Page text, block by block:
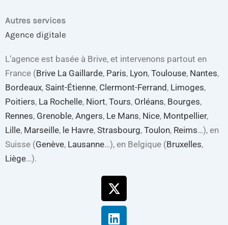
Autres services
Agence digitale
L’agence est basée à Brive, et intervenons partout en
France (Brive La Gaillarde, Paris, Lyon, Toulouse, Nantes,
Bordeaux, Saint-Étienne, Clermont-Ferrand , Limoges,
Poitiers, La Rochelle, Niort, Tours, Orléans, Bourges,
Rennes, Grenoble, Angers, Le Mans, Nice, Montpellier,
Lille, Marseille, le Havre, Strasbourg, Toulon, Reims…), en
Suisse (Genève, Lausanne…), en Belgique (Bruxelles,
Liège…).
X-
twitter
Linkedin
Youtube
Facebook